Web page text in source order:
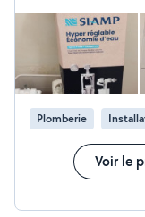
Plomberie
Voir le